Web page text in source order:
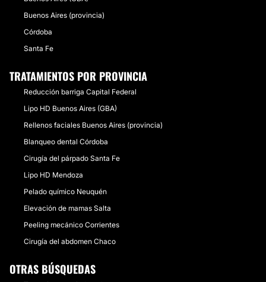
Buenos Aires (provincia)
Córdoba
Santa Fe
TRATAMIENTOS POR PROVINCIA
Reducción barriga Capital Federal
Lipo HD Buenos Aires (GBA)
Rellenos faciales Buenos Aires (provincia)
Blanqueo dental Córdoba
Cirugía del párpado Santa Fe
Lipo HD Mendoza
Pelado químico Neuquén
Elevación de mamas Salta
Peeling mecánico Corrientes
Cirugía del abdomen Chaco
OTRAS BÚSQUEDAS